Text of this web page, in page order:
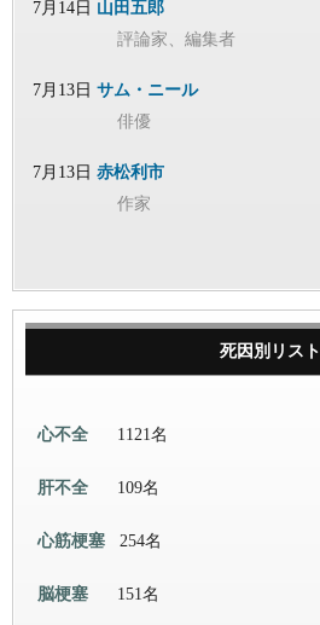
7月14日 山田五郎
評論家、編集者
7月13日 サム・ニール
俳優
7月13日 赤松利市
作家
死因別リスト
心不全 1121名
肝不全 109名
心筋梗塞 254名
脳梗塞 151名